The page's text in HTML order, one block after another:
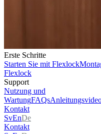
Erste Schritte
Starten Sie mit Flexlock
Flexlock
Support
Nutzung und
WartungFAQs
Kontakt
SvEnDe
Kontakt